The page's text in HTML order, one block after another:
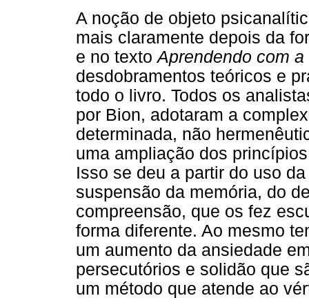
A noção de objeto
mais claramente depois da
e no textoAprendendo com
desdobramentos teóricos e
todo o livro. Todos os
por Bion, adotaram a
determinada, não
uma ampliação dos
Isso se deu a partir do uso
suspensão da memória, do
compreensão, que os fez
forma diferente. Ao mesmo
um aumento da ansiedade
persecutórios e solidão que
um método que atende ao